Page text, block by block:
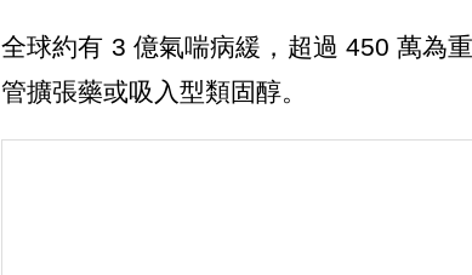
全球約有 3 億氣喘病緩，超過 450 萬為
管擴張藥或吸入型類固醇。